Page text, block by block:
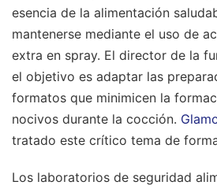
esencia de la alimentación
mantenerse mediante el uso de
extra en spray. El director de la
el objetivo es adaptar las
formatos que minimicen la
nocivos durante la cocción.
tratado este crítico tema de
Los laboratorios de seguridad